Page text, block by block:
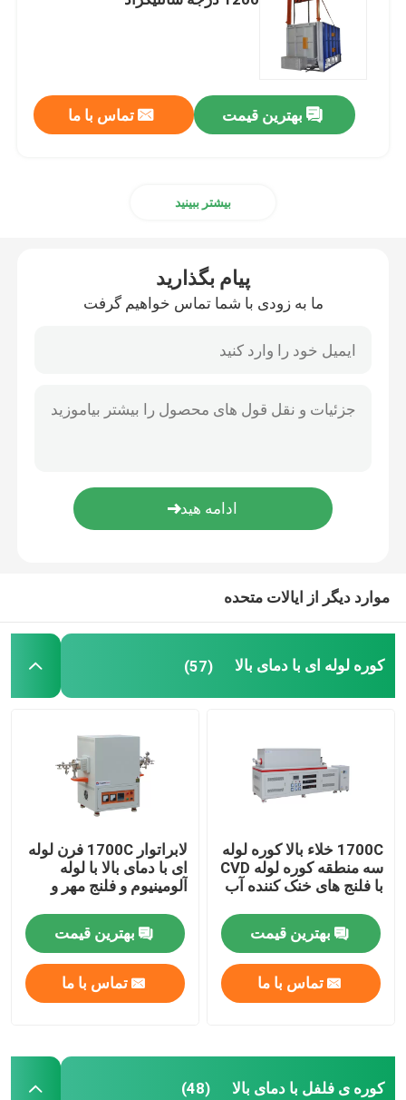
کوره اتاق صنعتی
کوره اتمسفر کنترل شده
بهترین قیمت تماس با ما
بیشتر ببینید
پیام بگذارید
ما به زودی با شما تماس خواهیم گرفت
موارد دیگر از ایالات متحده
کوره لوله ای با دمای بالا (57)
1700C خلاء بالا کوره لوله
سه منطقه کوره لوله CVD
با فلنج های خنک کننده آب
بهترین قیمت
تماس با ما
لابراتوار 1700C فرن لوله
ای با دمای بالا با لوله
آلومینیوم و فلنج مهر و
بهترین قیمت
تماس با ما
کوره ی فلفل با دمای بالا (48)